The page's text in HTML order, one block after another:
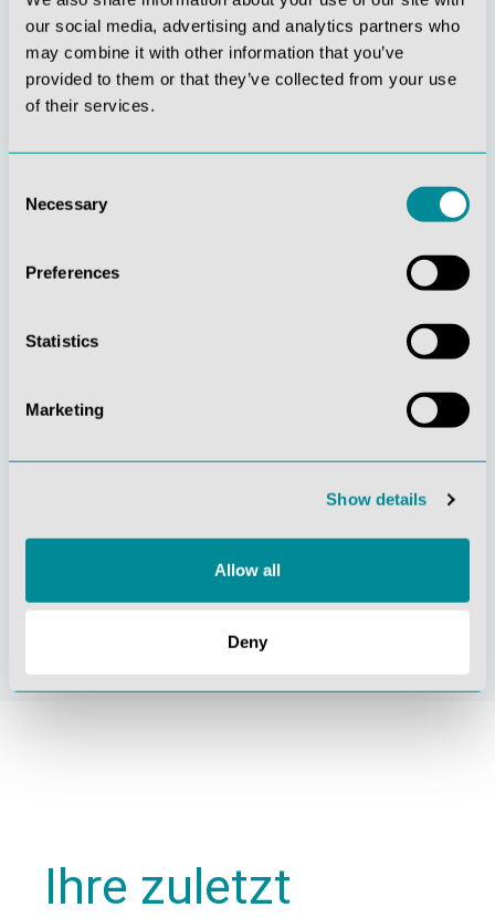
our social media, advertising and analytics partners who
may combine it with other information that you’ve
provided to them or that they’ve collected from your use
of their services.
Selection
Necessary
Preferences
Statistics
Marketing
Show details
Allow all
Deny
Innovationskraft
Verantwortung
Gelebte
Verständnis für
Handeln
9001
Ihre zuletzt